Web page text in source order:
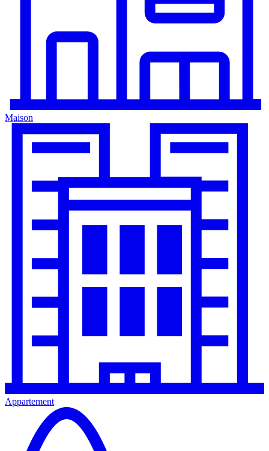
Maison
Appartement